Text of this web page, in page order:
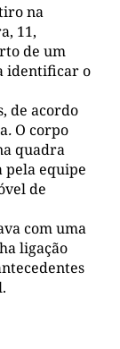
na
11,
de um
identificar o
de acordo
. O corpo
quadra
pela equipe
de
com uma
ligação